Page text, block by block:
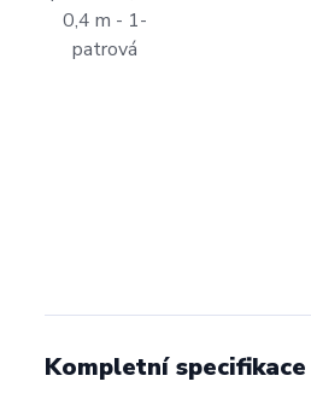
Kompletní specifikace